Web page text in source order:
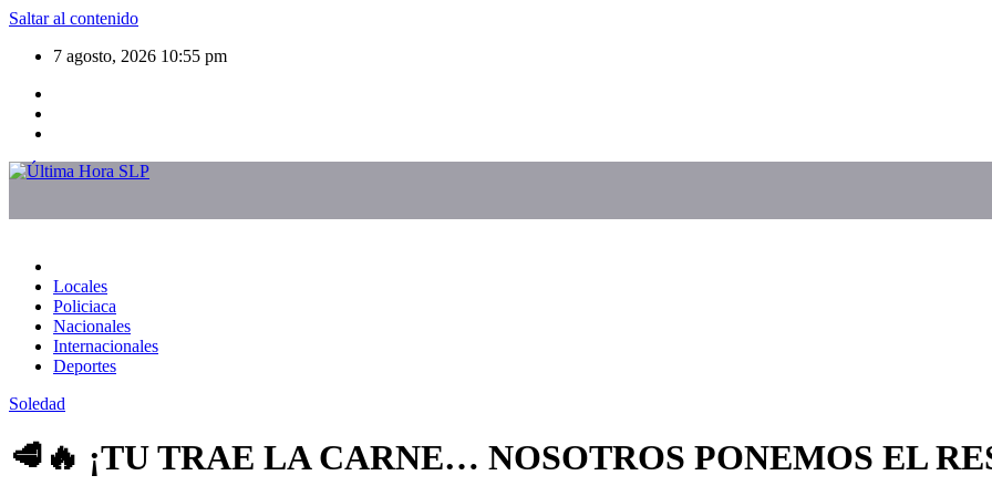
Saltar al contenido
7 agosto, 2026 10:55 pm
Locales
Policiaca
Nacionales
Internacionales
Deportes
Soledad
🥩🔥 ¡TU TRAE LA CARNE… NOSOTROS PONEMOS EL